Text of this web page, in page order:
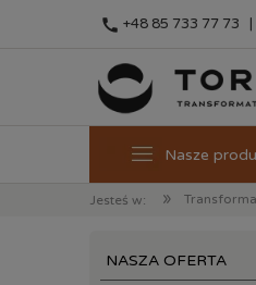
Jesteś w: »
call +48 85 733 77 73 |
NASZA OFERTA